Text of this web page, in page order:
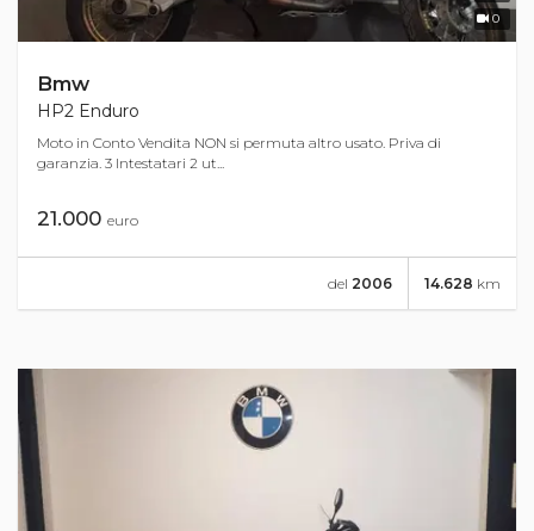
0
Bmw
HP2 Enduro
Moto in Conto Vendita NON si permuta altro usato. Priva di
garanzia. 3 Intestatari 2 ut...
21.000 euro
14.628 km
del 2006